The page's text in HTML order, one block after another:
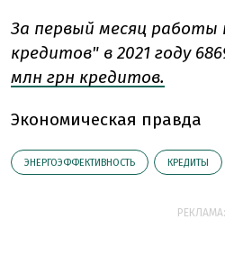
За первый месяц
кредитов" в 2021 году
млн грн кредитов.
Экономическая правда
ЭНЕРГОЭФФЕКТИВНОСТЬ КРЕДИТЫ
РЕКЛАМА: